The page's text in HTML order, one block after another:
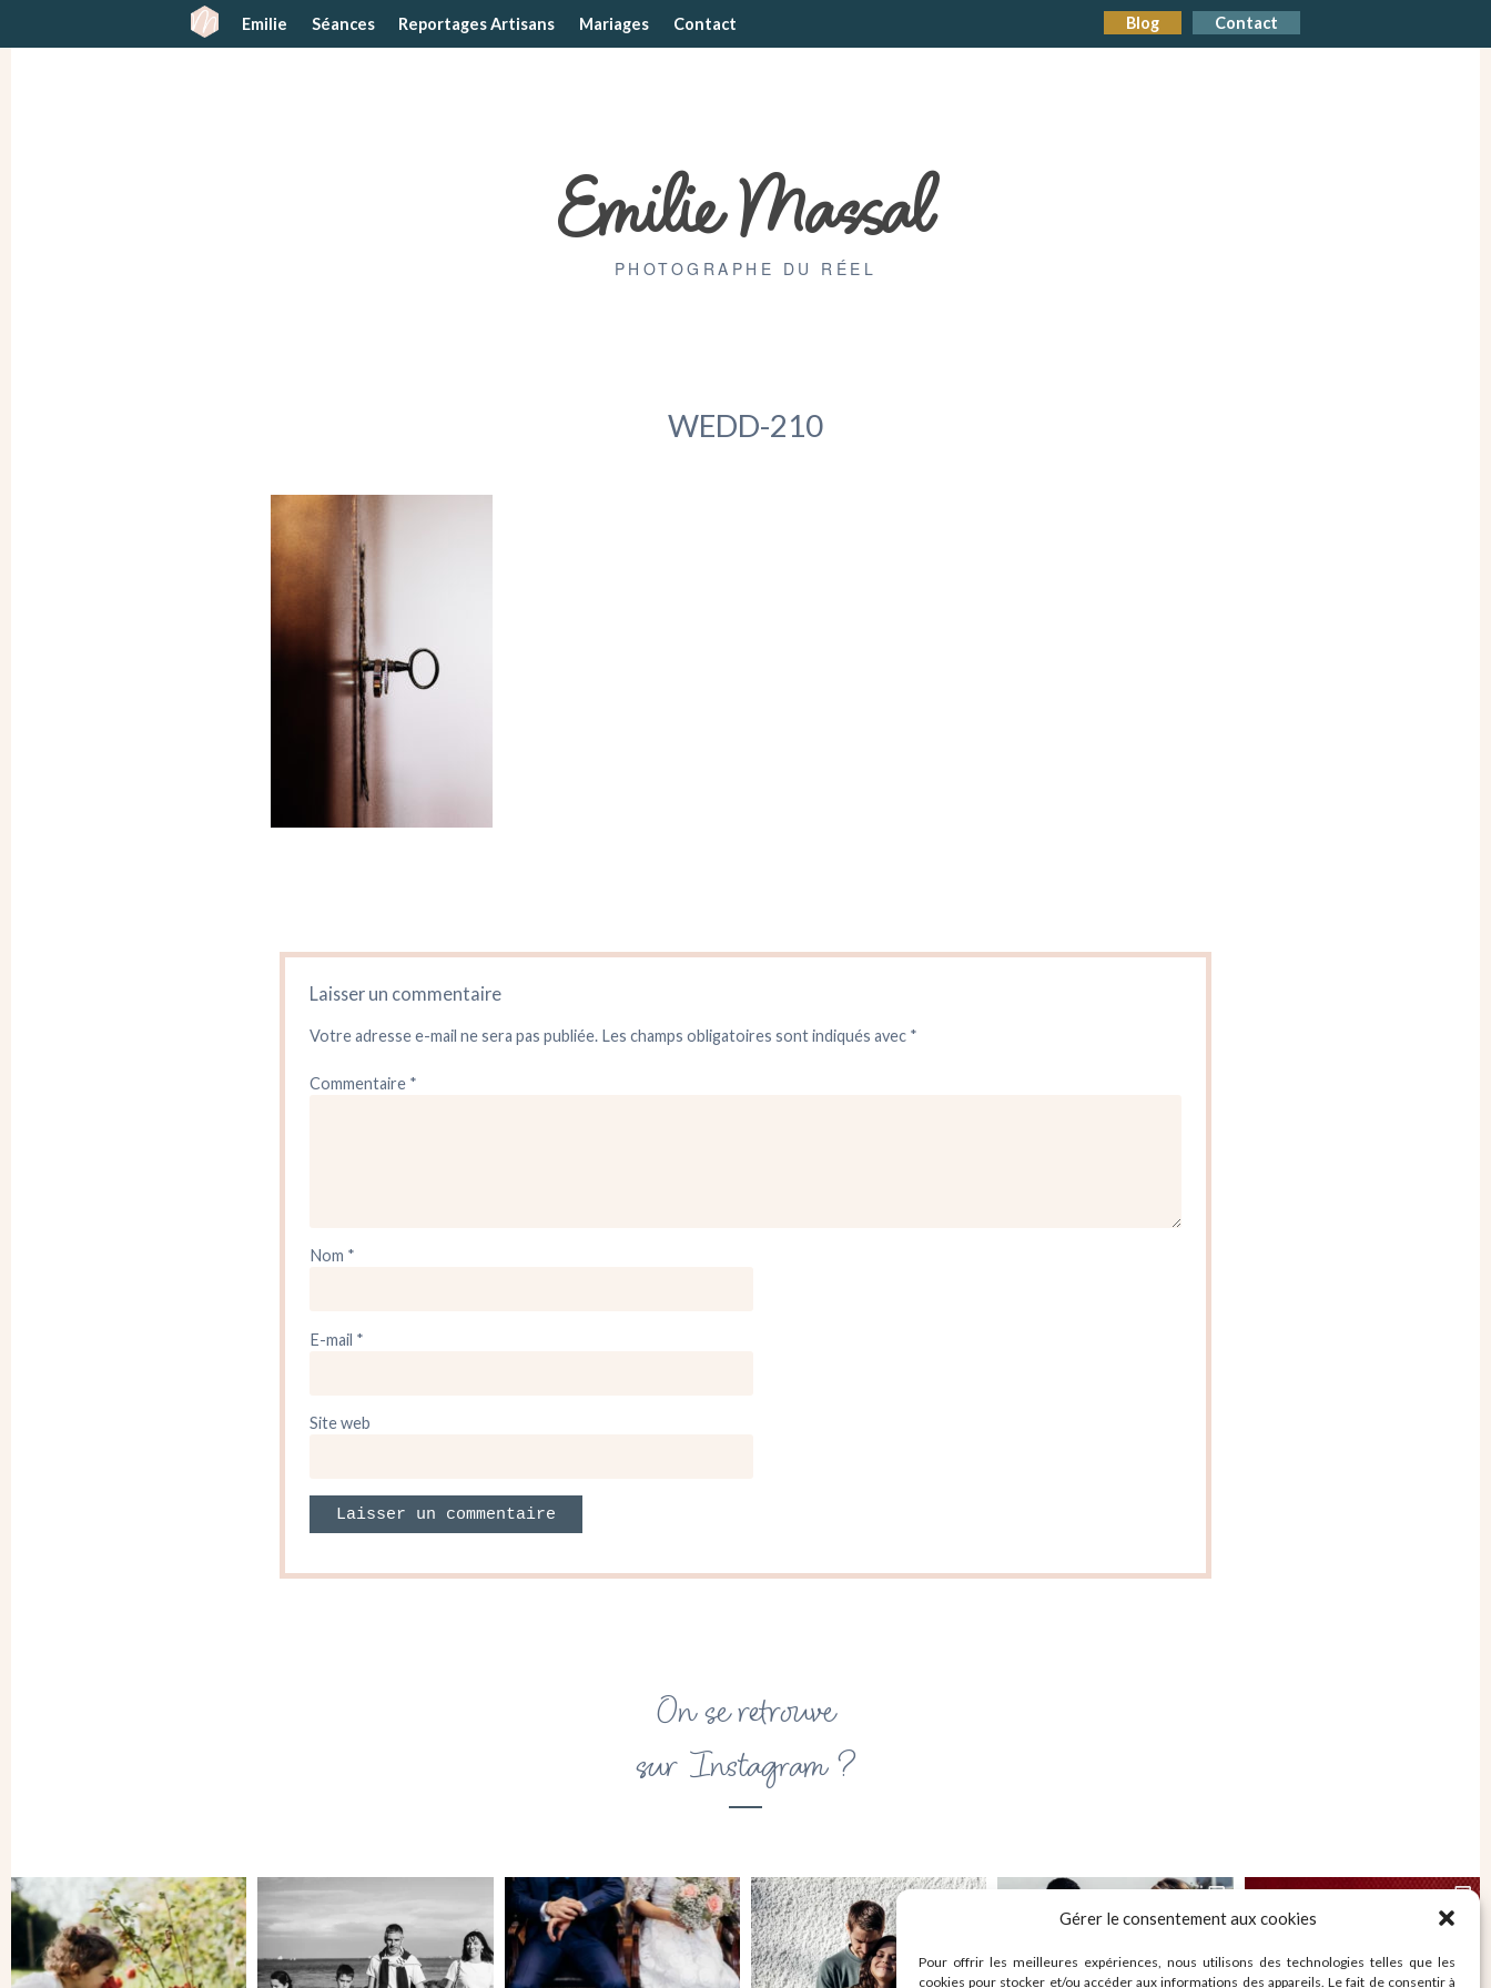
Gérer le consentement aux cookies
Pour offrir les meilleures expériences, nous utilisons des technologies telles que les
cookies pour stocker et/ou accéder aux informations des appareils. Le fait de consentir à
Contact
Blog
Emilie Séances Reportages Artisans Mariages Contact
Emilie Massal
PHOTOGRAPHE DU RÉEL
WEDD-210
Laisser un commentaire
Votre adresse e-mail ne sera pas publiée. Les champs obligatoires sont indiqués avec *
Commentaire *
Nom *
E-mail *
Site web
On se retrouve
sur Instagram ?